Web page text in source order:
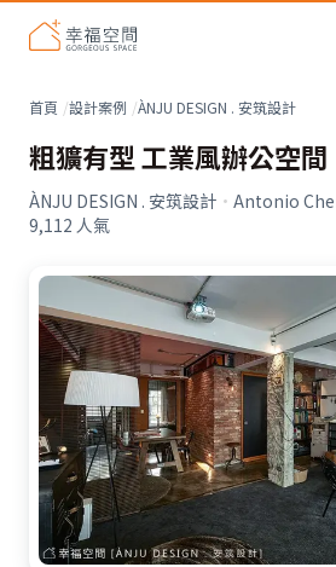
首頁 設計案例 ÀNJU DESIGN . 安筑設計
粗獷有型 工業風辦公空間
ÀNJU DESIGN . 安筑設計 · Antonio
9,112 人氣